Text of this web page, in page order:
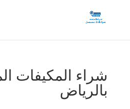
شراء المكيفات
بالرياض